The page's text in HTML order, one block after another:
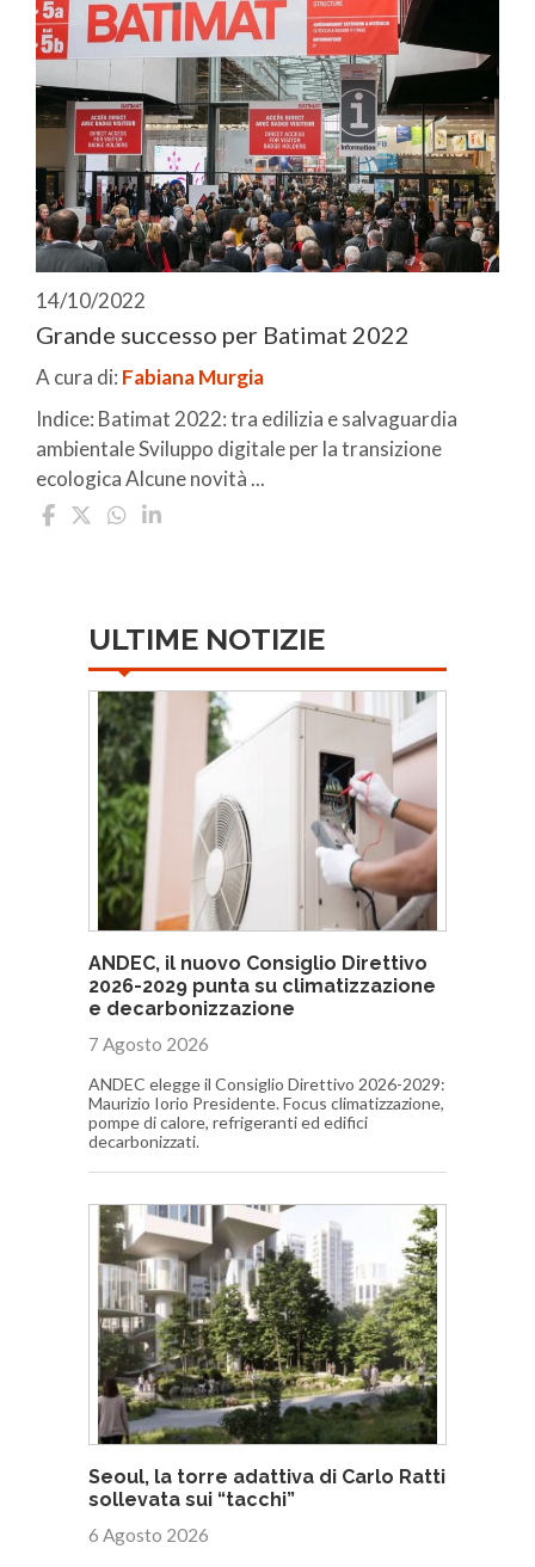
14/10/2022
Grande successo per Batimat 2022
A cura di: Fabiana Murgia
Indice: Batimat 2022: tra edilizia e salvaguardia
ambientale Sviluppo digitale per la transizione
ecologica Alcune novità ...
ULTIME NOTIZIE
ANDEC, il nuovo Consiglio Direttivo
2026-2029 punta su climatizzazione
e decarbonizzazione
7 Agosto 2026
ANDEC elegge il Consiglio Direttivo 2026-2029:
Maurizio Iorio Presidente. Focus climatizzazione,
pompe di calore, refrigeranti ed edifici
decarbonizzati.
Seoul, la torre adattiva di Carlo Ratti
sollevata sui “tacchi”
6 Agosto 2026